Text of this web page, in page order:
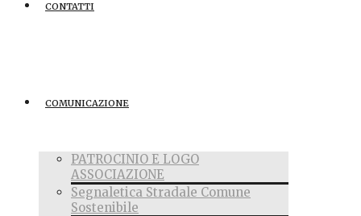
CONTATTI
COMUNICAZIONE
PATROCINIO E LOGO
ASSOCIAZIONE
Segnaletica Stradale Comune
Sostenibile